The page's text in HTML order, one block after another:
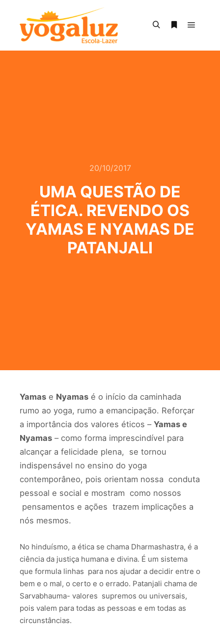
20/10/2017
UMA QUESTÃO DE
ÉTICA. REVENDO OS
YAMAS E NYAMAS DE
PATANJALI
Yamas e Nyamas é o início da caminhada
rumo ao yoga, rumo a emancipação. Reforçar
a importância dos valores éticos – Yamas e
Nyamas – como forma imprescindível para
alcançar a felicidade plena, se tornou
indispensável no ensino do yoga
contemporâneo, pois orientam nossa conduta
pessoal e social e mostram como nossos
pensamentos e ações trazem implicações a
nós mesmos.
No hinduísmo, a ética se chama Dharmashastra, é a
ciência da justiça humana e divina. É um sistema
que formula linhas para nos ajudar a decidir entre o
bem e o mal, o certo e o errado. Patanjali chama de
Sarvabhauma- valores supremos ou universais,
pois valem para todas as pessoas e em todas as
circunstâncias.